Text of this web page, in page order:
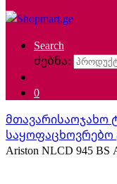
Search
ძებნა:
0
მთავარისაოჯახო
საყოფაცხოვრებო
Ariston NLCD 945 BS